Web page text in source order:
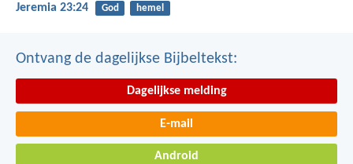
Jeremia 23:24 God hemel
Ontvang de dagelijkse Bijbeltekst:
Dagelijkse melding
E-mail
Android